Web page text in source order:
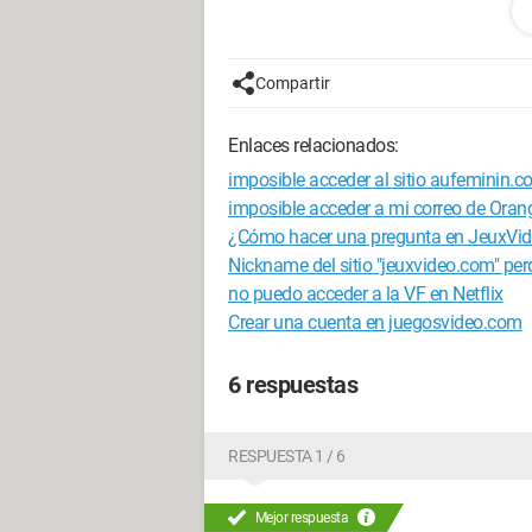
Todos los demás sitios funcionan
Si alguien tiene alguna idea
--
Si hay un problema siempre existe
~~~~~~ Cs ~~~~~~
Compartir
Enlaces relacionados:
imposible acceder al sitio
imposible acceder a mi correo de
¿Cómo hacer una pregunta en
Nickname del sitio "jeuxvideo.com"
no puedo acceder a la VF en Netflix
Crear una cuenta en juegosvideo.com
6 respuestas
RESPUESTA 1 / 6
Mejor respuesta